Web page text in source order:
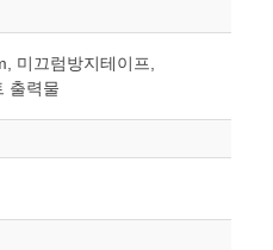
미끄럼방지테이프,
출력물